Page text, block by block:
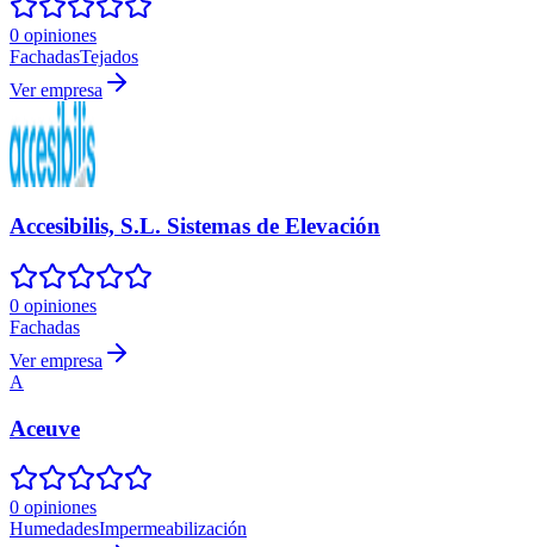
0 opiniones
FachadasTejados
Ver empresa
Accesibilis, S.L. Sistemas de Elevación
0 opiniones
Fachadas
Ver empresa
A
Aceuve
0 opiniones
HumedadesImpermeabilización